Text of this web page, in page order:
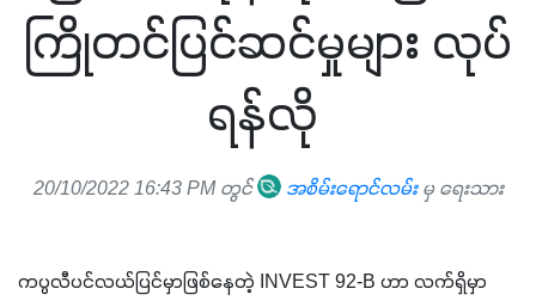
ကြိုတင်ပြင်ဆင်မှုများ လုပ်
ရန်လို
20/10/2022 16:43 PM တွင် အစိမ်းရောင်လမ်းမှ ရေးသား
ကပ္ပလီပင်လယ်ပြင်မှာဖြစ်နေတဲ့ INVEST 92-B ဟာ လက်ရှိမှာ